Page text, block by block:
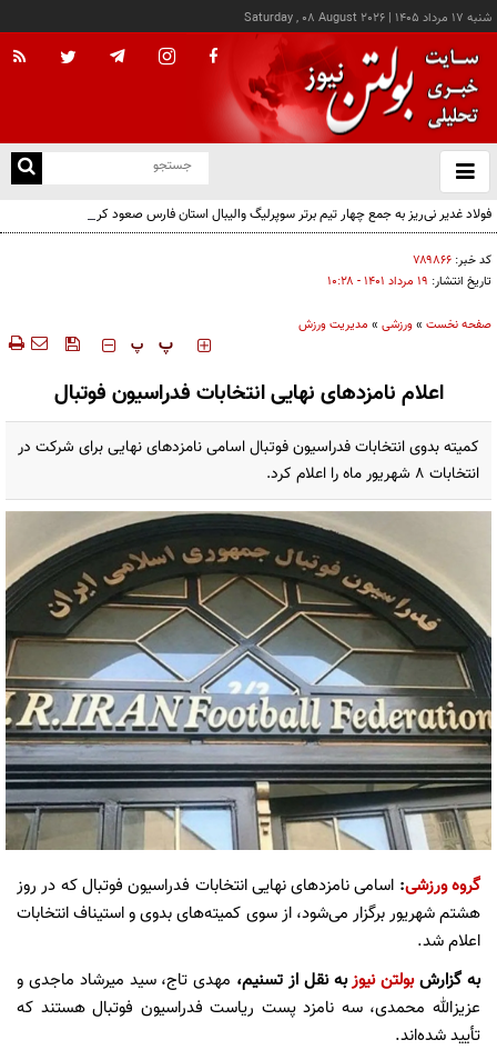
شنبه ۱۷ مرداد ۱۴۰۵ |
Saturday , 08 August 2026
باز
و
فولاد غدیر نی‌ریز به جمع چهار تیم برتر سوپرلیگ والیبال استان فارس صعود کرد
کد خبر: ۷۸۹۸۶۶
تاریخ انتشار: ۱۹ مرداد ۱۴۰۱ - ۱۰:۲۸
صفحه نخست »ورزشی » مدیریت ورزش
‍‍‍ پ پ
اعلام نامزدهای نهایی انتخابات فدراسیون فوتبال
کمیته بدوی انتخابات فدراسیون فوتبال اسامی نامزدهای نهایی برای شرکت در
انتخابات ۸ شهریور ماه را اعلام کرد.
گروه ورزشی: اسامی نامزدهای نهایی انتخابات فدراسیون فوتبال که در روز
هشتم شهریور برگزار می‌شود، از سوی کمیته‌های بدوی و استیناف انتخابات
اعلام شد.
به گزارشبولتن نیوزبه نقل از تسنیم، مهدی تاج، سید میرشاد ماجدی و
عزیزالله محمدی، سه نامزد پست ریاست فدراسیون فوتبال هستند که
تأیید شده‌اند.